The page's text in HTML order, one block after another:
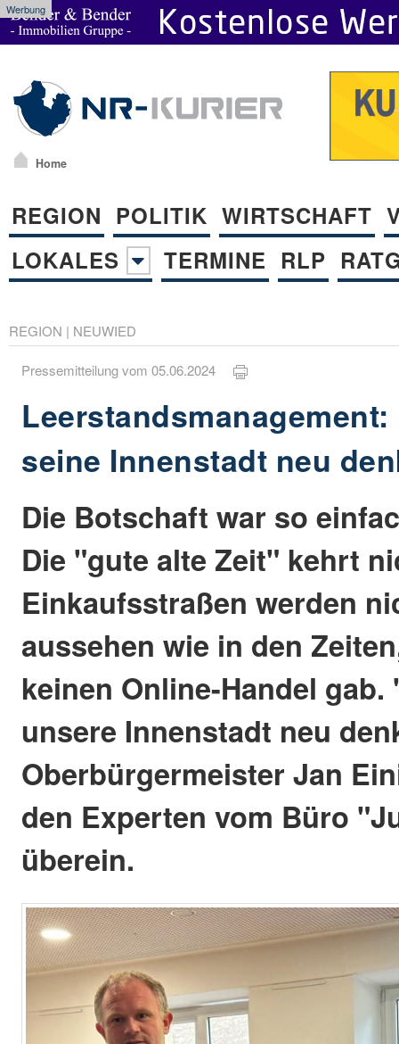
Werbung
Home
REGION POLITIK WIRTSCHAFT
LOKALES
TERMINE RLP
REGION | NEUWIED
Pressemitteilung vom 05.06.2024
seine Innenstadt neu
Die Botschaft war so
Die "gute alte Zeit" kehrt
Einkaufsstraßen werden
aussehen wie in den
keinen Online-Handel
unsere Innenstadt neu
Oberbürgermeister Jan
den Experten vom Büro
überein.